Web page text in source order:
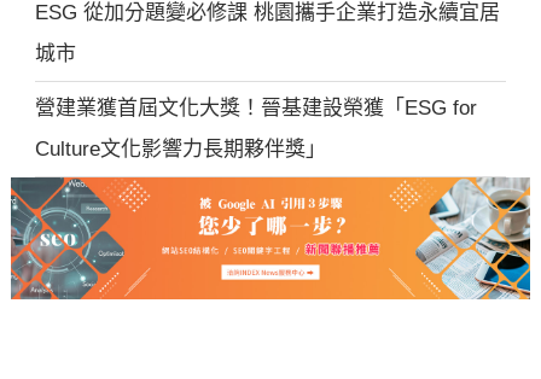
ESG 從加分題變必修課 桃園攜手企業打造永續宜居
城市
營建業獲首屆文化大獎！晉基建設榮獲「ESG for
Culture文化影響力長期夥伴獎」